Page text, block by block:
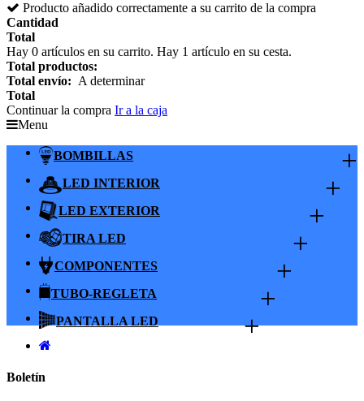
Producto añadido correctamente a su carrito de la compra
Cantidad
Total
Hay 0 artículos en su carrito. Hay 1 artículo en su cesta.
Total productos:
Total envío: A determinar
Total
Continuar la compra Ir a la caja
Menu
BOMBILLAS +
LED INTERIOR +
LED EXTERIOR +
TIRA LED +
COMPONENTES +
TUBO-REGLETA +
PANTALLA LED +
Boletín